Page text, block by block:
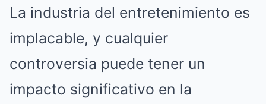
La industria del entretenimiento es
implacable, y cualquier
controversia puede tener un
impacto significativo en la